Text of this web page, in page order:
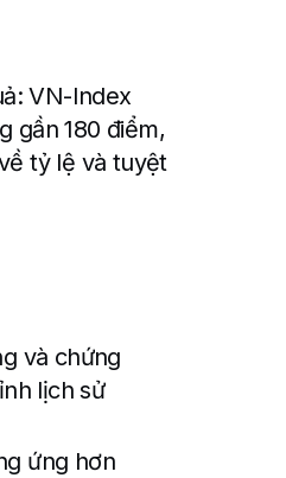
VN-Index
gần 180 điểm,
tỷ lệ và tuyệt
và chứng
lịch sử
ứng hơn